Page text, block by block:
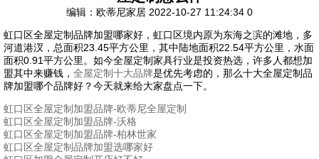
编辑：欧蒂尼家居 2022-10-27 11:24:34 0
虹口区全屋定制品牌加盟哪家好，虹口区境内原为东海之滨的滩地，多
河道港汊，总面积23.45平方公里，其中陆地面积22.54平方公里，水面
面积0.91平方公里。如今全屋定制家具行业是投资热选，许多人都想加
盟其中来赚钱， 全屋定制十大品牌是优先考虑的，那么十大全屋定制品
牌加盟哪个品牌好？今天就来给大家盘点一下。
虹口区全屋定制加盟品牌-欧蒂尼全屋定制
虹口区全屋定制加盟品牌-沃格
虹口区全屋定制加盟品牌-柏林世家
虹口区全屋定制品牌加盟选哪家好